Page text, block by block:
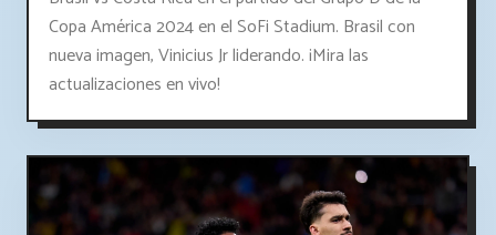
Copa América 2024 en el SoFi Stadium. Brasil con
nueva imagen, Vinicius Jr liderando. ¡Mira las
actualizaciones en vivo!